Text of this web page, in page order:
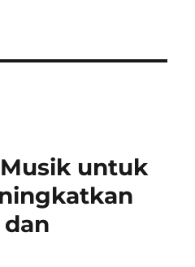
untuk